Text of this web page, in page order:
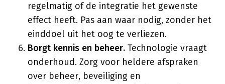
regelmatig of de integratie het gewenste
effect heeft. Pas aan waar nodig, zonder het
einddoel uit het oog te verliezen.
Borgt kennis en beheer. Technologie vraagt
onderhoud. Zorg voor heldere afspraken
over beheer, beveiliging en